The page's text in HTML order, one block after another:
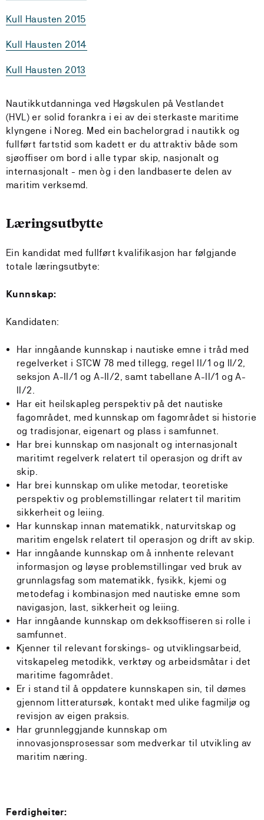
Kull Hausten 2015
Kull Hausten 2014
Kull Hausten 2013
Nautikkutdanninga ved Høgskulen på Vestlandet
(HVL) er solid forankra i ei av dei sterkaste maritime
klyngene i Noreg. Med ein bachelorgrad i nautikk og
fullført fartstid som kadett er du attraktiv både som
sjøoffiser om bord i alle typar skip, nasjonalt og
internasjonalt - men òg i den landbaserte delen av
maritim verksemd.
Læringsutbytte
Ein kandidat med fullført kvalifikasjon har følgjande
totale læringsutbyte:
Kunnskap:
Kandidaten:
Har inngåande kunnskap i nautiske emne i tråd med
regelverket i STCW 78 med tillegg, regel II/1 og II/2,
seksjon A-II/1 og A-II/2, samt tabellane A-II/1 og A-
II/2.
Har eit heilskapleg perspektiv på det nautiske
fagområdet, med kunnskap om fagområdet si historie
og tradisjonar, eigenart og plass i samfunnet.
Har brei kunnskap om nasjonalt og internasjonalt
maritimt regelverk relatert til operasjon og drift av
skip.
Har brei kunnskap om ulike metodar, teoretiske
perspektiv og problemstillingar relatert til maritim
sikkerheit og leiing.
Har kunnskap innan matematikk, naturvitskap og
maritim engelsk relatert til operasjon og drift av skip.
Har inngåande kunnskap om å innhente relevant
informasjon og løyse problemstillingar ved bruk av
grunnlagsfag som matematikk, fysikk, kjemi og
metodefag i kombinasjon med nautiske emne som
navigasjon, last, sikkerheit og leiing.
Har inngåande kunnskap om dekksoffiseren si rolle i
samfunnet.
Kjenner til relevant forskings- og utviklingsarbeid,
vitskapeleg metodikk, verktøy og arbeidsmåtar i det
maritime fagområdet.
Er i stand til å oppdatere kunnskapen sin, til dømes
gjennom litteratursøk, kontakt med ulike fagmiljø og
revisjon av eigen praksis.
Har grunnleggjande kunnskap om
innovasjonsprosessar som medverkar til utvikling av
maritim næring.
Ferdigheiter: